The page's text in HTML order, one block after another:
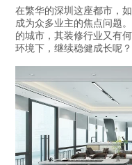
在繁华的深圳这座都市，
成为众多业主的焦点问题
的城市，其装修行业又有
环境下，继续稳健成长呢？